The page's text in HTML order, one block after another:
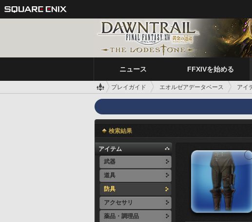
ニュース FFXIVを始める
プレイガイド エオルゼアデータベース アイ
検索結果
アイテム
武器
道具
防具
アクセサリ
薬品・調理品